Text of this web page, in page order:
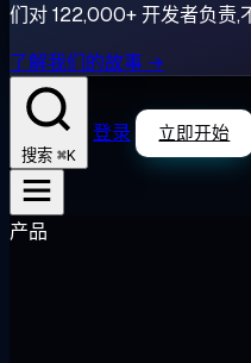
们对 122,000+ 开发者负责,
了解我们的故事 →
搜索 ⌘K
登录 立即开始
产品